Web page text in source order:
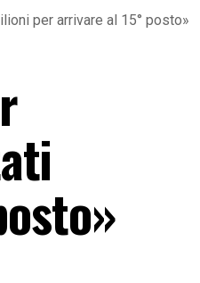
per arrivare al 15° posto»